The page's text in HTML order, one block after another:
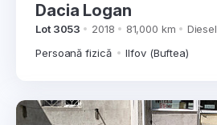
Dacia Logan
Lot 3053 2018 81,000 km
Diesel
Persoană fizică
Ilfov (Buftea)